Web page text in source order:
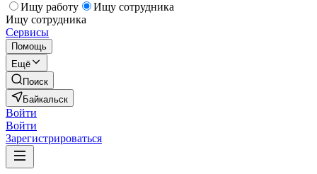
Ищу работу
Ищу сотрудника
Ищу сотрудника
Сервисы
Помощь
Ещё
Поиск
Байкальск
Войти
Войти
Зарегистрироваться